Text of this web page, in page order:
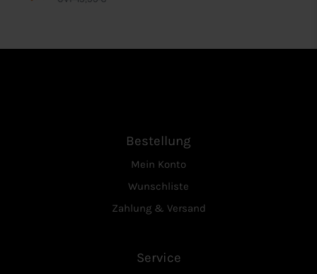
Bestellung
Mein Konto
Wunschliste
Zahlung & Versand
Service